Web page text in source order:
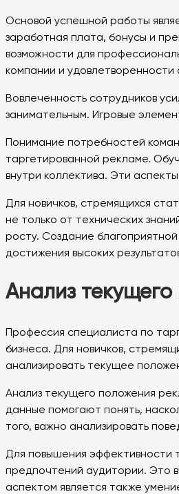
Основой успешной работы
заработная плата, бонусы и
возможности для
компании и удовлетворенности
Вовлеченность сотрудников
занимательным. Игровые
Понимание потребностей
таргетированной рекламе.
внутри коллектива. Эти
Для новичков, стремящихся
не только от технических
росту. Создание
достижения высоких
Анализ
Профессия специалиста по
бизнеса. Для новичков,
анализировать текущее
Анализ текущего положения
данные помогают понять,
того, важно анализировать
Для повышения эффективности
предпочтений аудитории. Это
аспектом является также